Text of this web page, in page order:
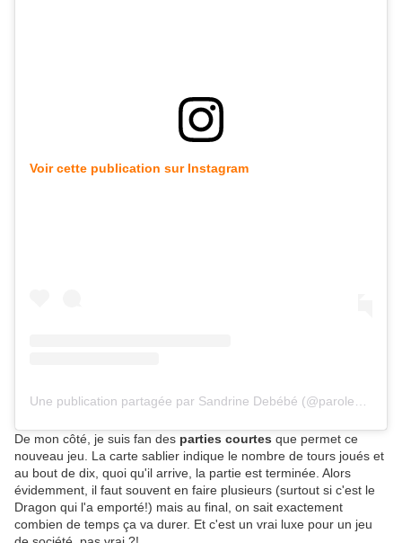
Voir cette publication sur Instagram
De mon côté, je suis fan des parties courtes que permet ce
nouveau jeu. La carte sablier indique le nombre de tours joués et
au bout de dix, quoi qu'il arrive, la partie est terminée. Alors
évidemment, il faut souvent en faire plusieurs (surtout si c'est le
Dragon qui l'a emporté!) mais au final, on sait exactement
combien de temps ça va durer. Et c'est un vrai luxe pour un jeu